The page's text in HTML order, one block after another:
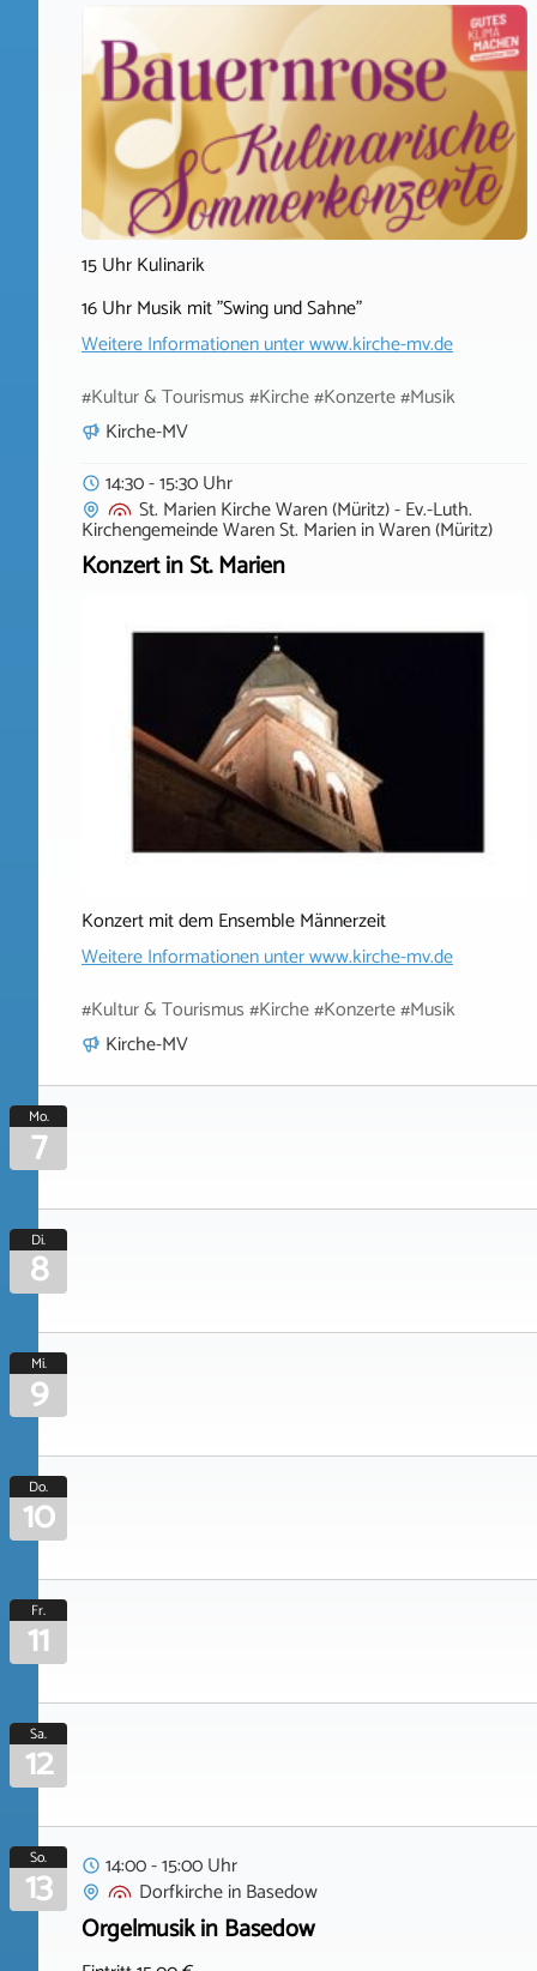
15 Uhr Kulinarik
16 Uhr Musik mit "Swing und Sahne"
Weitere Informationen unterwww.kirche-mv.de
#Kultur & Tourismus #Kirche #Konzerte #Musik
Kirche-MV
14:30 - 15:30 Uhr
St. Marien Kirche Waren (Müritz) - Ev.-Luth.
Kirchengemeinde Waren St. MarieninWaren (Müritz)
Konzert in St. Marien
Konzert mit dem Ensemble Männerzeit
Weitere Informationen unterwww.kirche-mv.de
#Kultur & Tourismus #Kirche #Konzerte #Musik
Kirche-MV
Mo.
7
Di.
8
Mi.
9
Do.
10
Fr.
11
Sa.
12
So.
13
14:00 - 15:00 Uhr
DorfkircheinBasedow
Orgelmusik in Basedow